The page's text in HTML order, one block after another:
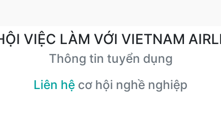
VIỆC LÀM VỚI VIETNAM
Thông tin tuyển dụng
Liên hệ cơ hội nghề nghiệp